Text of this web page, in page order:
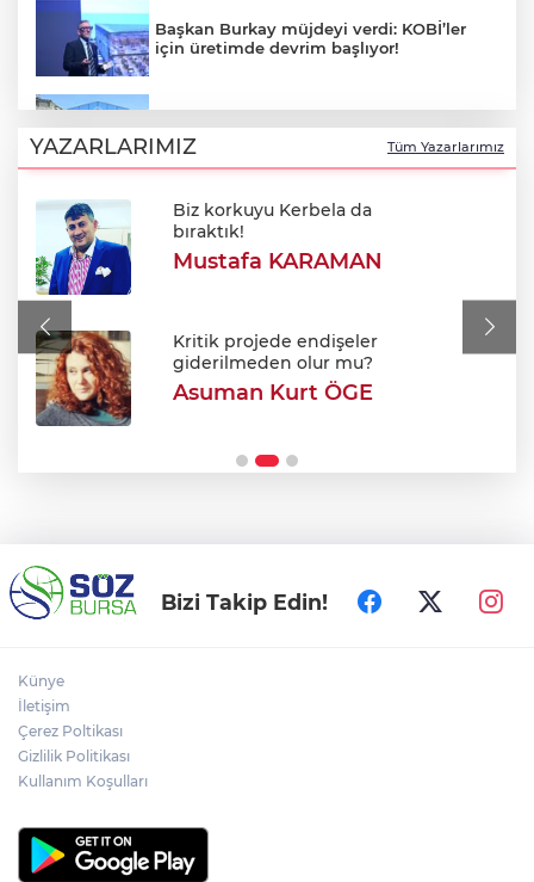
Başkan Burkay müjdeyi verdi: KOBİ’ler
için üretimde devrim başlıyor!
dolu yaz!
Alkol sonrası rahatsızlanan genç hayatını
kaybetti
Efkan Ala: "Terörsüz Türkiye süreciyle
YAZARLARIMIZ Tüm Yazarlarımız
Biz korkuyu Kerbela da
bıraktık!
Mustafa KARAMAN
Kritik projede endişeler
giderilmeden olur mu?
Asuman Kurt ÖGE
Bizi Takip Edin!
Künye
İletişim
Çerez Poltikası
Gizlilik Politikası
Kullanım Koşulları